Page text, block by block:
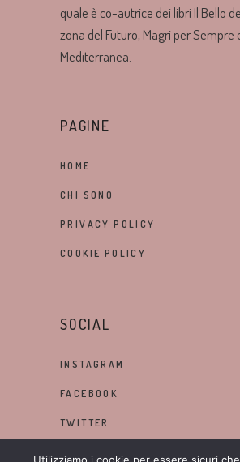
quale è co-autrice dei libri Il Bello
zona del Futuro, Magri per Sempre
Mediterranea.
PAGINE
HOME
CHI SONO
PRIVACY POLICY
COOKIE POLICY
SOCIAL
INSTAGRAM
FACEBOOK
TWITTER